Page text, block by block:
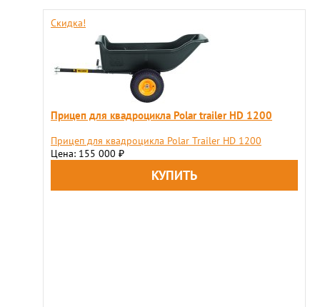
Скидка!
Прицеп для квадроцикла Polar trailer HD 1200
Прицеп для квадроцикла Polar Trailer HD 1200
Цена: 155 000 ₽